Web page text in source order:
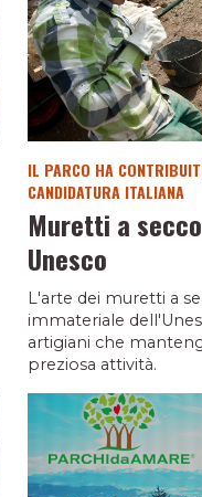
IL PARCO HA
CANDIDATURA ITALIANA
Muretti a
Unesco
L'arte dei muretti a
immateriale
artigiani che
preziosa attività.